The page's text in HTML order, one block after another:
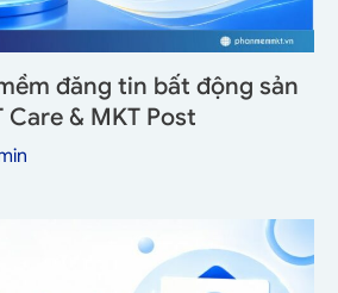
đăng tin bất động sản
& MKT Post